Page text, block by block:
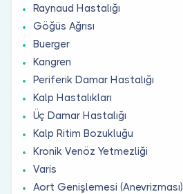
Raynaud Hastalığı
Göğüs Ağrısı
Buerger
Kangren
Periferik Damar Hastalığı
Kalp Hastalıkları
Üç Damar Hastalığı
Kalp Ritim Bozukluğu
Kronik Venöz Yetmezliği
Varis
Aort Genişlemesi (Anevrizması)